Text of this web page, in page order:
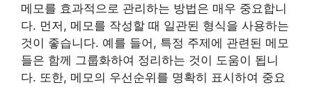
메모를 효과적으로 관리하는 방법은 매우 중요합니
다. 먼저, 메모를 작성할 때 일관된 형식을 사용하는
것이 좋습니다. 예를 들어, 특정 주제에 관련된 메모
들은 함께 그룹화하여 정리하는 것이 도움이 됩니
다. 또한, 메모의 우선순위를 명확히 표시하여 중요